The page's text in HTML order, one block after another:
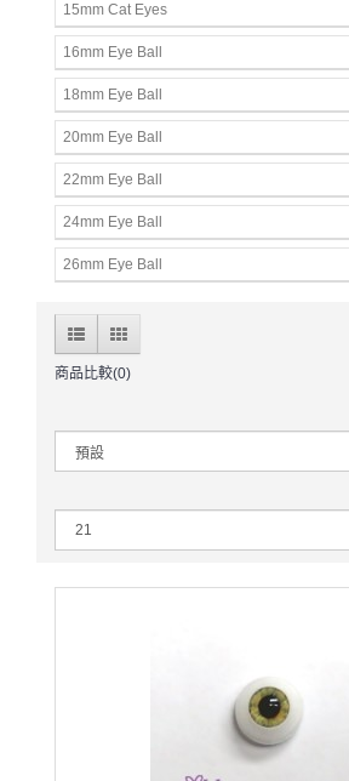
15mm Cat Eyes
16mm Eye Ball
18mm Eye Ball
20mm Eye Ball
22mm Eye Ball
24mm Eye Ball
26mm Eye Ball
商品比較(0)